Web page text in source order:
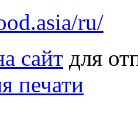
ru/
сайт для
печати